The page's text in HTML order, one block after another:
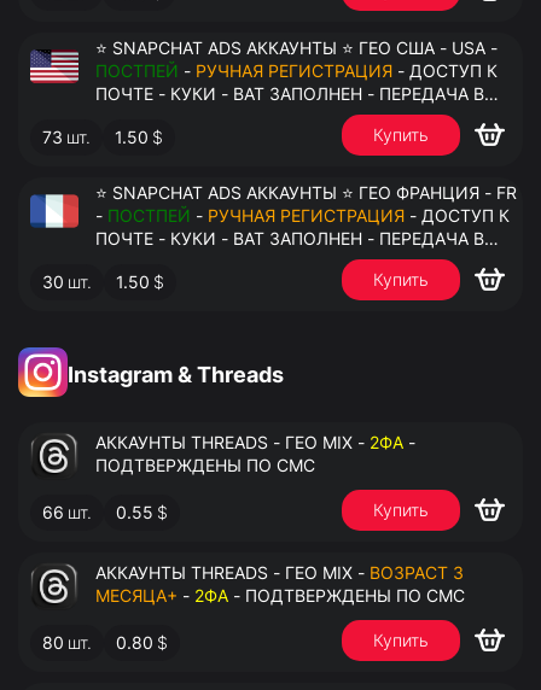
⭐ SNAPCHAT ADS АККАУНТЫ ⭐ ГЕО США - USA -
ПОСТПЕЙ - РУЧНАЯ РЕГИСТРАЦИЯ - ДОСТУП К
ПОЧТЕ - КУКИ - ВАТ ЗАПОЛНЕН - ПЕРЕДАЧА В
73 шт. 1.50 $ Купить
⭐ SNAPCHAT ADS АККАУНТЫ ⭐ ГЕО ФРАНЦИЯ - FR
- ПОСТПЕЙ - РУЧНАЯ РЕГИСТРАЦИЯ - ДОСТУП К
ПОЧТЕ - КУКИ - ВАТ ЗАПОЛНЕН - ПЕРЕДАЧА В
30 шт. 1.50 $ Купить
Instagram & Threads
АККАУНТЫ THREADS - ГЕО MIX - 2ФА -
ПОДТВЕРЖДЕНЫ ПО СМС
66 шт. 0.55 $ Купить
АККАУНТЫ THREADS - ГЕО MIX - ВОЗРАСТ 3
МЕСЯЦА+ - 2ФА - ПОДТВЕРЖДЕНЫ ПО СМС
80 шт. 0.80 $ Купить